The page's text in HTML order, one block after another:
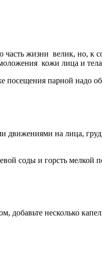
часть жизни велик, но, к
кожи лица и
парной надо
на лица,
соды и горсть мелкой
несколько